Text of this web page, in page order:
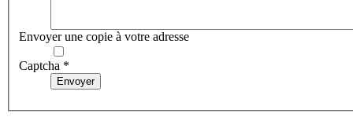
Envoyer une copie à votre adresse
Captcha *
Envoyer